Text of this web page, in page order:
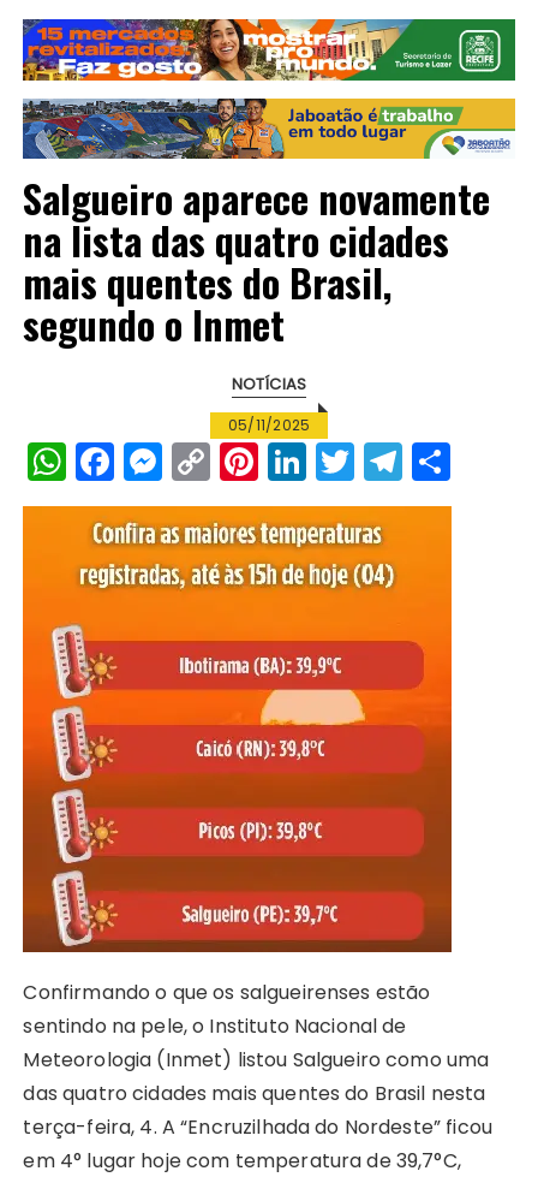
Salgueiro aparece novamente
na lista das quatro cidades
mais quentes do Brasil,
segundo o Inmet
NOTÍCIAS
05/11/2025
W
h
a
ts
A
p
p
F
a
c
e
o
o
k
M
e
s
s
n
g
er
C
o
p
y
n
k
Pi
n
te
re
Li
n
k
e
n
T
w
it
te
T
el
a
m
h
Confirmando o que os salgueirenses estão
sentindo na pele, o Instituto Nacional de
Meteorologia (Inmet) listou Salgueiro como uma
das quatro cidades mais quentes do Brasil nesta
terça-feira, 4. A “Encruzilhada do Nordeste” ficou
em 4° lugar hoje com temperatura de 39,7°C,